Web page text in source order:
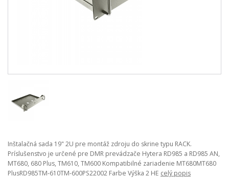
Inštalačná sada 19" 2U pre montáž zdroju do skrine typu RACK.
Príslušenstvo je určené pre DMR prevádzače Hytera RD985 a RD985 AN,
MT680, 680 Plus, TM610, TM600 Kompatibilné zariadenie MT680MT680
PlusRD985TM-610TM-600PS22002 Farbe Výška 2 HE celý popis